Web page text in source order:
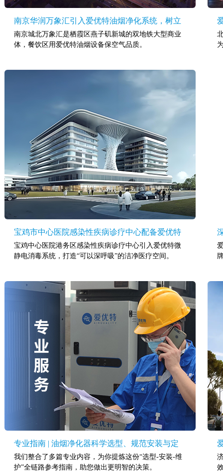
南京华润万象汇引入爱优特油烟净化系统，树立
商业综合体环保新标杆
南京城北万象汇是栖霞区燕子矶新城的双地铁大型商业
体，餐饮区用爱优特油烟设备保空气品质。
宝鸡市中心医院感染性疾病诊疗中心配备爱优特
微静电空气消毒设备
宝鸡中心医院港务区感染性疾病诊疗中心引入爱优特微
静电消毒系统，打造“可以深呼吸”的洁净医疗空间。
专业指南 | 油烟净化器科学选型、规范安装与定
期维护全攻略
我们整合了多篇专业内容，为你提炼这份“选型-安装-维
护”全链路参考指南，助您做出更明智的决策。